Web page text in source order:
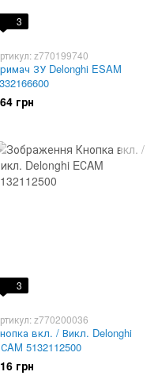
3
z770199740
ЗУ Delonghi ESAM
грн
3
z770200036
вкл. / Викл. Delonghi
5132112500
грн